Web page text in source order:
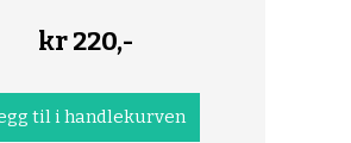
kr220,-